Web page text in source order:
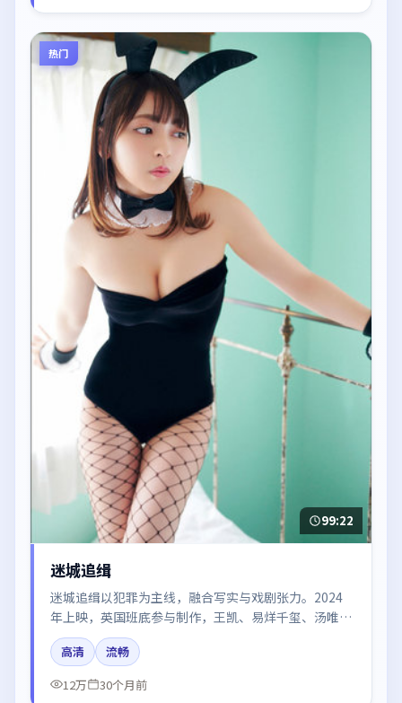
热门
99:22
迷城追缉
迷城追缉以犯罪为主线，融合写实与戏剧张力。2024
年上映，英国班底参与制作，王凯、易烊千玺、汤唯、
秦海璐在片中呈现细腻表演，影像风格统一，配乐与剪
辑强化了情绪曲线。
高清
流畅
12万
30个月前